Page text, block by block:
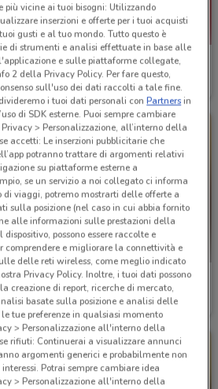
384 m
Agenzia VeraStore
Scade il 15/12 384 m
384 m
Agenzia VeraStore
Scade il 15/12
vicine ai tuoi bisogni: Utilizzando
inserzioni e offerte per i tuoi acquisti
gusti e al tuo mondo. Tutto questo è
di strumenti e analisi effettuate in base alle
e sulle piattaforme collegate,
2 della Privacy Policy. Per fare questo,
sull'uso dei dati raccolti a tale fine.
i tuoi dati personali conPartnersin
di SDK esterne. Puoi sempre cambiare
> Personalizzazione, all’interno della
accetti: Le inserzioni pubblicitarie che
potranno trattare di argomenti relativi
su piattaforme esterne a
se un servizio a noi collegato ci informa
viaggi, potremo mostrarti delle offerte a
sulla posizione (nel caso in cui abbia fornito
alle informazioni sulle prestazioni della
possono essere raccolte e
comprendere e migliorare la connettività e
delle reti wireless, come meglio indicato
Privacy Policy. Inoltre, i tuoi dati possono
creazione di report, ricerche di mercato,
basate sulla posizione e analisi delle
tue preferenze in qualsiasi momento
> Personalizzazione all'interno della
rifiuti: Continuerai a visualizzare annunci
argomenti generici e probabilmente non
Potrai sempre cambiare idea
> Personalizzazione all'interno della